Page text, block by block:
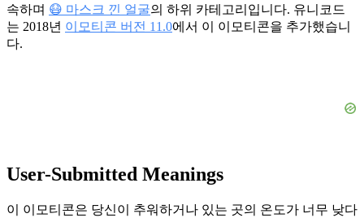
속하며 😷 마스크 낀 얼굴의 하위 카테고리입니다. 유니코드
는 2018년 이모티콘 버전 11.0에서 이 이모티콘을 추가했습니
다.
User-Submitted Meanings
이 이모티콘은 당신이 추워하거나 있는 곳의 온도가 너무 낮다